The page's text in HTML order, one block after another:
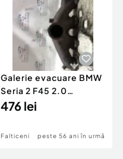
Galerie evacuare BMW
Seria 2 F45 2.0
Motorina 2016
476 lei
Falticeni peste 56 ani în urmă